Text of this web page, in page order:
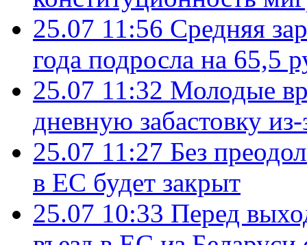
25.07 11:56 Средняя
года подросла на 65,5
25.07 11:32 Молодые
дневную забастовку
25.07 11:27 Без
в ЕС будет закрыт
25.07 10:33 Перед